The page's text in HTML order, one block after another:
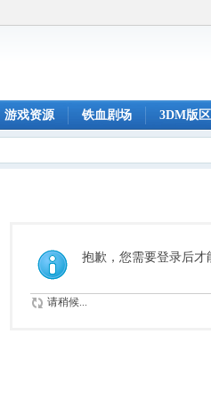
游戏资源 铁血剧场 3DM版区
抱歉，您需要登录后才
请稍候...